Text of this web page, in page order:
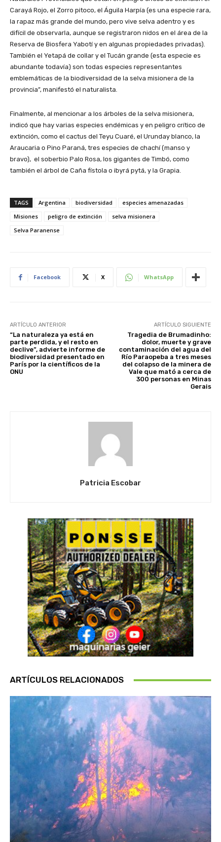
Carayá Rojo, el Zorro pitoco, el Águila Harpía (es una especie rara,
la rapaz más grande del mundo, pero vive selva adentro y es
difícil de observarla, aunque se registraron nidos en el área de la
Reserva de Biosfera Yabotí y en algunas propiedades privadas).
También el Yetapá de collar y el Tucán grande (esta especie es
abundante todavía) son todas especies representantes
emblemáticas de la biodiversidad de la selva misionera de la
provincia”, manifestó el naturalista.
Finalmente, al mencionar a los árboles de la selva misionera,
indicó que hay varias especies endémicas y en peligro crítico de
extinción, como el cactus del Teyu Cuaré, el Urunday blanco, la
Araucaria o Pino Paraná, tres especies de chachí (manso y
bravo), el soberbio Palo Rosa, los gigantes de Timbó, como
también el árbol de Caña fístola o ibyrá pytá, y la Grapia.
TAGS Argentina biodiversidad
especies amenazadas
Misiones
peligro de extinción
selva misionera
Selva Paranense
Facebook X WhatsApp
ARTÍCULO ANTERIOR
“La naturaleza ya está en
parte perdida, y el resto en
declive”, advierte informe de
biodiversidad presentado en
París por la científicos de la
ONU
ARTÍCULO SIGUIENTE
Tragedia de Brumadinho:
dolor, muerte y grave
contaminación del agua del
Río Paraopeba a tres meses
del colapso de la minera de
Vale que mató a cerca de
300 personas en Minas
Gerais
Patricia Escobar
ARTÍCULOS RELACIONADOS